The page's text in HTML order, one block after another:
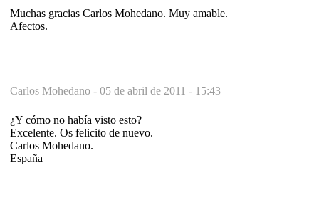
Muchas gracias Carlos Mohedano. Muy amable.
Afectos.
Carlos Mohedano - 05 de abril de 2011 - 15:43
¿Y cómo no había visto esto?
Excelente. Os felicito de nuevo.
Carlos Mohedano.
España